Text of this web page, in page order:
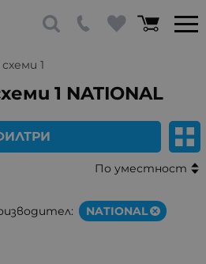
1
1 NATIONAL
По уместност
NATIONAL